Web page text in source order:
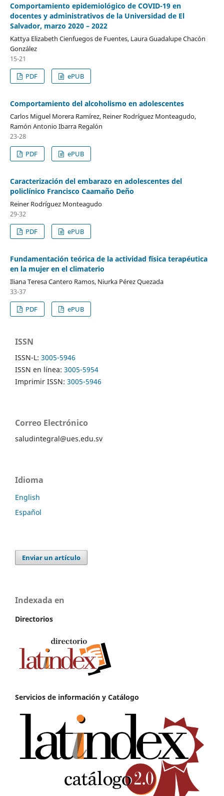
Comportamiento epidemiológico de COVID-19 en
docentes y administrativos de la Universidad de El
Salvador, marzo 2020 – 2022
Kattya Elizabeth Cienfuegos de Fuentes, Laura Guadalupe Chacón
González
15-21
PDF
ePUB
Comportamiento del alcoholismo en adolescentes
Carlos Miguel Morera Ramírez, Reiner Rodríguez Monteagudo,
Ramón Antonio Ibarra Regalón
23-28
PDF
ePUB
Caracterización del embarazo en adolescentes del
policlínico Francisco Caamaño Deño
Reiner Rodríguez Monteagudo
29-32
PDF
ePUB
Fundamentación teórica de la actividad física terapéutica
en la mujer en el climaterio
Iliana Teresa Cantero Ramos, Niurka Pérez Quezada
33-37
PDF
ePUB
ISSN
ISSN-L: 3005-5946
ISSN en línea: 3005-5954
Imprimir ISSN: 3005-5946
Correo Electrónico
saludintegral@ues.edu.sv
Idioma
English
Español
Enviar un artículo
Indexada en
Directorios
Servicios de información y Catálogo